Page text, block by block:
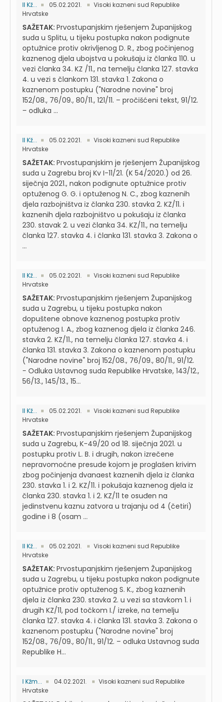
II Kž... 05.02.2021.
Visoki kazneni sud Republike
Hrvatske
SAŽETAK: Prvostupanjskim rješenjem Županijskog
suda u Splitu, u tijeku postupka nakon podignute
optužnice protiv okrivljenog D. R., zbog počinjenog
kaznenog djela ubojstva u pokušaju iz članka 110. u
vezi članka 34. KZ /11., na temelju članka 127. stavka
4. u vezi s člankom 131. stavka 1. Zakona o
kaznenom postupku ("Narodne novine" broj
152/08., 76/09., 80/11., 121/11. – pročišćeni tekst, 91/12.
– odluka ...
II Kž... 05.02.2021.
Visoki kazneni sud Republike
Hrvatske
SAŽETAK: Prvostupanjskim je rješenjem Županijskog
suda u Zagrebu broj Kv I-11/21. (K 54/2020.) od 26.
siječnja 2021., nakon podignute optužnice protiv
optuženog G. G. i optuženog N. C., zbog kaznenih
djela razbojništva iz članka 230. stavka 2. KZ/11. i
kaznenih djela razbojništvo u pokušaju iz članka
230. stavak 2. u vezi članka 34. KZ/11., na temelju
članka 127. stavka 4. i članka 131. stavka 3. Zakona o
...
II Kž... 05.02.2021.
Visoki kazneni sud Republike
Hrvatske
SAŽETAK: Prvostupanjskim rješenjem Županijskog
suda u Zagrebu, u tijeku postupka nakon
dopuštene obnove kaznenog postupka protiv
optuženog I. A., zbog kaznenog djela iz članka 246.
stavka 2. KZ/11., na temelju članka 127. stavka 4. i
članka 131. stavka 3. Zakona o kaznenom postupku
("Narodne novine" broj 152/08., 76/09., 80/11., 91/12.
- Odluka Ustavnog suda Republike Hrvatske, 143/12.,
56/13., 145/13., 15...
II Kž... 05.02.2021.
Visoki kazneni sud Republike
Hrvatske
SAŽETAK: Prvostupanjskim rješenjem Županijskog
suda u Zagrebu, K-49/20 od 18. siječnja 2021. u
postupku protiv L. B. i drugih, nakon izrečene
nepravomoćne presude kojom je proglašen krivim
zbog počinjenja dvanaest kaznenih djela iz članka
230. stavka 1. i 2. KZ/11. i pokušaja kaznenog djela iz
članka 230. stavka 1. i 2. KZ/11 te osuđen na
jedinstvenu kaznu zatvora u trajanju od 4 (četiri)
godine i 8 (osam ...
II Kž... 05.02.2021.
Visoki kazneni sud Republike
Hrvatske
SAŽETAK: Prvostupanjskim rješenjem Županijskog
suda u Zagrebu, u tijeku postupka nakon podignute
optužnice protiv optuženog S. K., zbog kaznenih
djela iz članka 230. stavka 2. u vezi sa stavkom 1. i
drugih KZ/11, pod točkom I./ izreke, na temelju
članka 127. stavka 4. i članka 131. stavka 3. Zakona o
kaznenom postupku ("Narodne novine" broj
152/08., 76/09., 80/11., 91/12. – odluka Ustavnog suda
Republike H...
I Kžm... 04.02.2021.
Visoki kazneni sud Republike
Hrvatske